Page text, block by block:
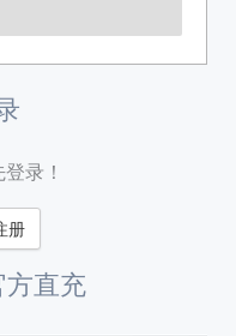
录！
册
方直充